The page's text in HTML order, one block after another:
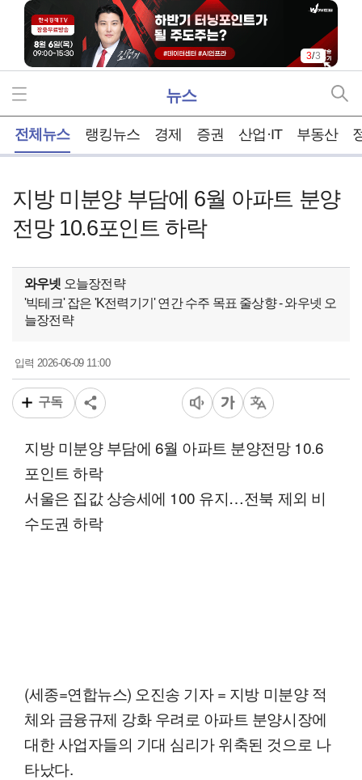
3/3
뉴스
전체뉴스 랭킹뉴스 경제 증권 산업·IT 부동산
지방 미분양 부담에 6월 아파트 분양
전망 10.6포인트 하락
와우넷 오늘장전략
'빅테크' 잡은 'K전력기기' 연간 수주 목표 줄상향 - 와우넷 오
늘장전략
입력 2026-06-09 11:00
구독
지방 미분양 부담에 6월 아파트 분양전망 10.6
포인트 하락
서울은 집값 상승세에 100 유지…전북 제외 비
수도권 하락
(세종=연합뉴스) 오진송 기자 = 지방 미분양 적
체와 금융규제 강화 우려로 아파트 분양시장에
대한 사업자들의 기대 심리가 위축된 것으로 나
타났다.